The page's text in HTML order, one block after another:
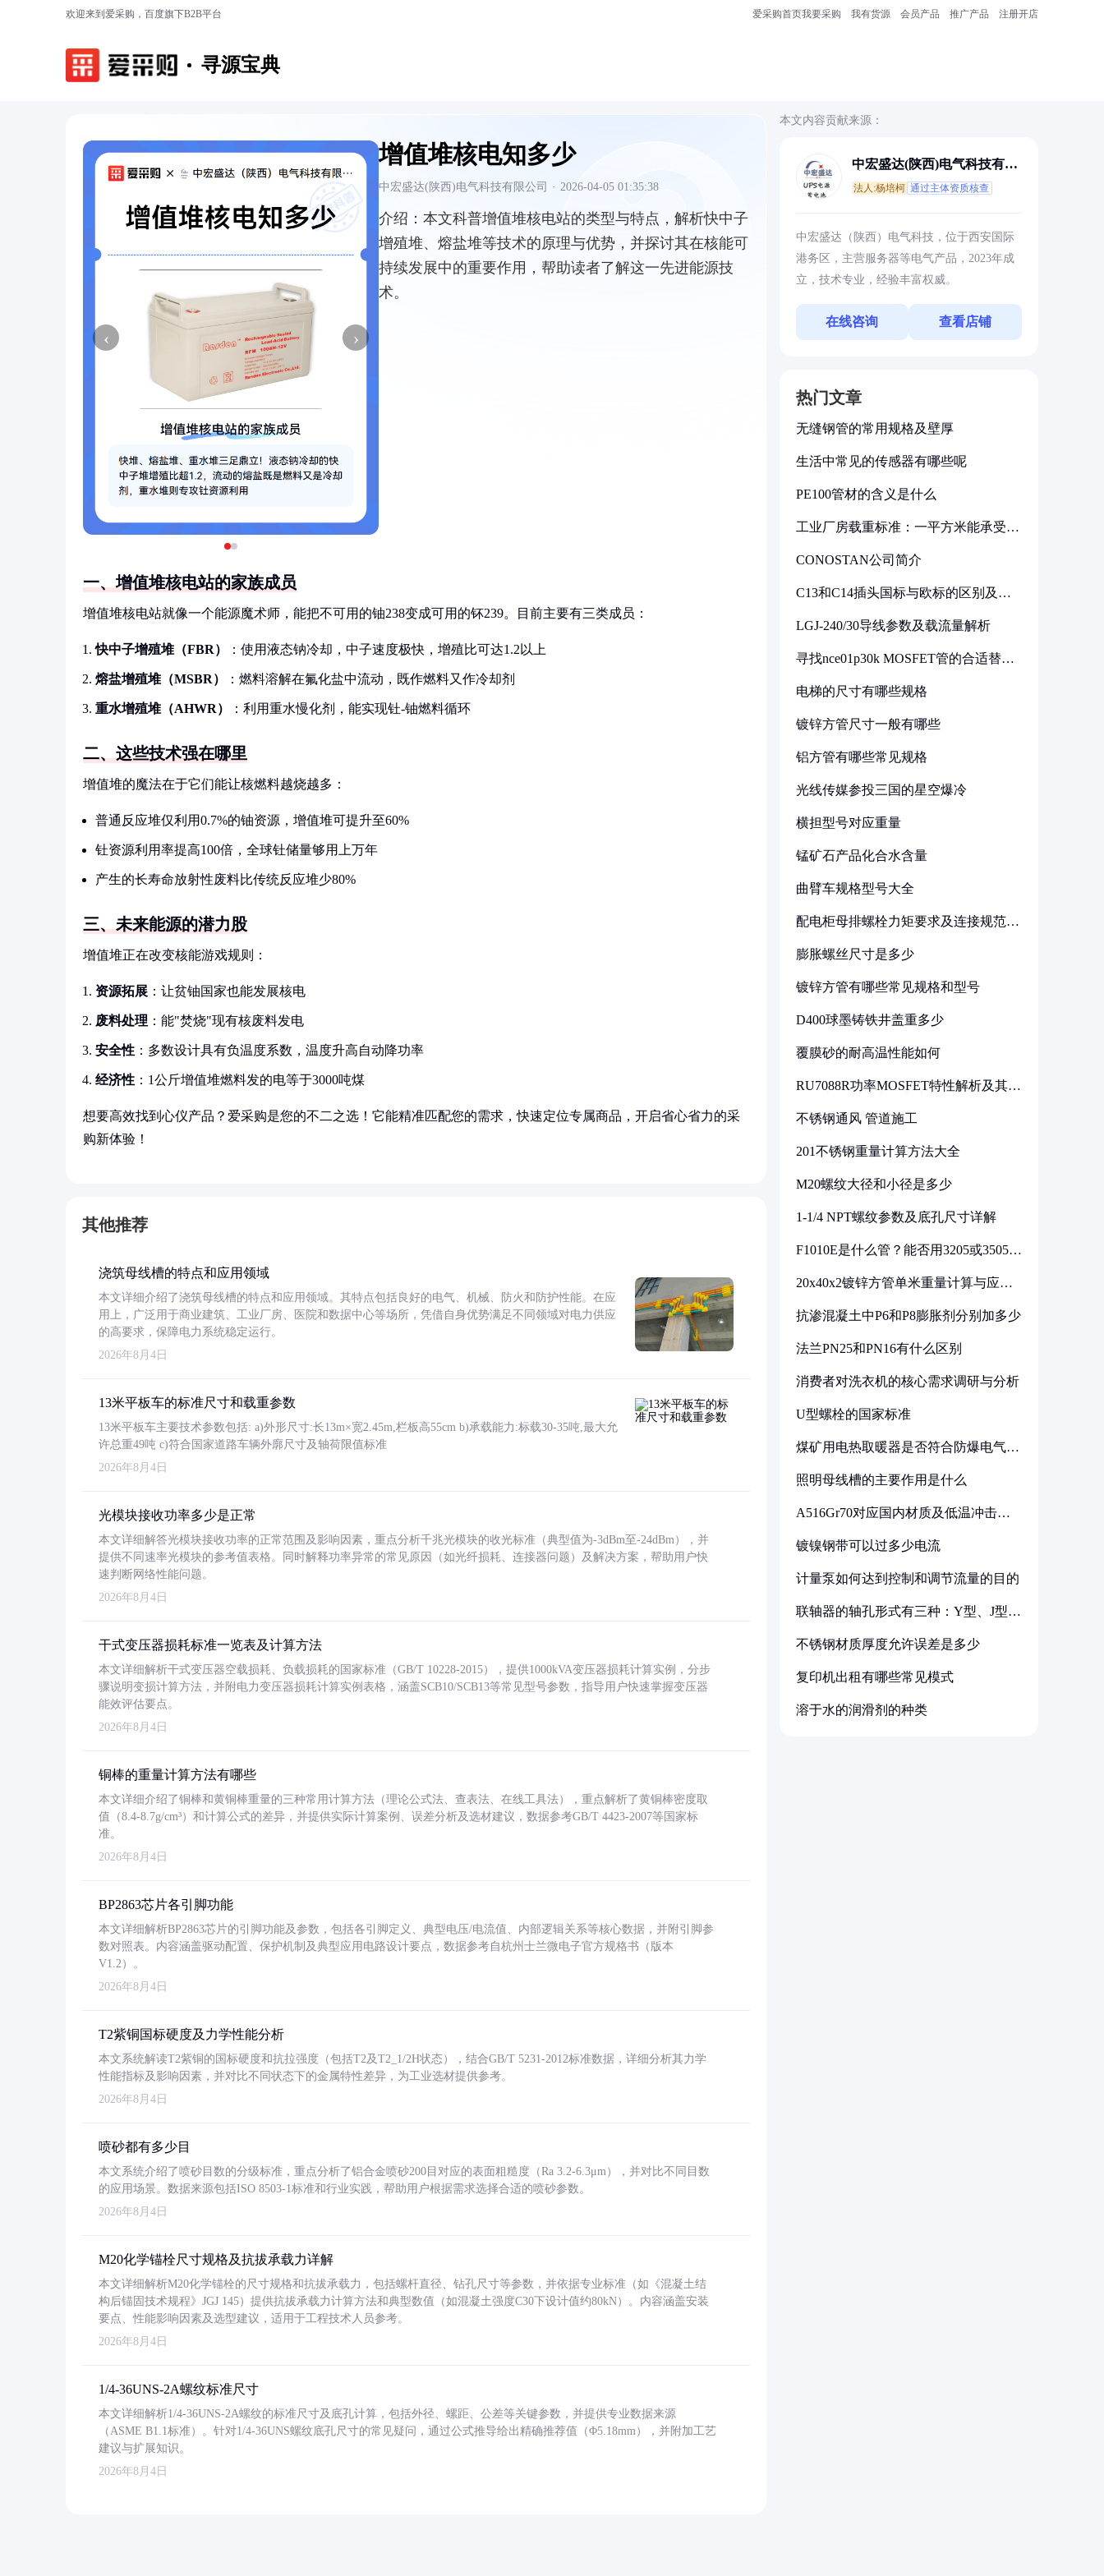
欢迎来到爱采购，百度旗下B2B平台 爱采购首页我要采购 我有货源 会员产品 推广产品 注册开店
寻源宝典
‹ ›
增值堆核电知多少
中宏盛达(陕西)电气科技有限公司 · 2026-04-05 01:35:38
介绍： 本文科普增值堆核电站的类型与特点，解析快中子
增殖堆、熔盐堆等技术的原理与优势，并探讨其在核能可
持续发展中的重要作用，帮助读者了解这一先进能源技
术。
一、增值堆核电站的家族成员
增值堆核电站就像一个能源魔术师，能把不可用的铀238变成可用的钚239。目前主要有三类成员：
快中子增殖堆（FBR） ：使用液态钠冷却，中子速度极快，增殖比可达1.2以上
熔盐增殖堆（MSBR） ：燃料溶解在氟化盐中流动，既作燃料又作冷却剂
重水增殖堆（AHWR） ：利用重水慢化剂，能实现钍-铀燃料循环
二、这些技术强在哪里
增值堆的魔法在于它们能让核燃料越烧越多：
普通反应堆仅利用0.7%的铀资源，增值堆可提升至60%
钍资源利用率提高100倍，全球钍储量够用上万年
产生的长寿命放射性废料比传统反应堆少80%
三、未来能源的潜力股
增值堆正在改变核能游戏规则：
资源拓展 ：让贫铀国家也能发展核电
废料处理 ：能"焚烧"现有核废料发电
安全性 ：多数设计具有负温度系数，温度升高自动降功率
经济性 ：1公斤增值堆燃料发的电等于3000吨煤
想要高效找到心仪产品？爱采购是您的不二之选！它能精准匹配您的需求，快速定位专属商品，开启省心省力的采
购新体验！
其他推荐
浇筑母线槽的特点和应用领域
本文详细介绍了浇筑母线槽的特点和应用领域。其特点包括良好的电气、机械、防火和防护性能。在应
用上，广泛用于商业建筑、工业厂房、医院和数据中心等场所，凭借自身优势满足不同领域对电力供应
的高要求，保障电力系统稳定运行。
2026年8月4日
13米平板车的标准尺寸和载重参数
13米平板车主要技术参数包括: a)外形尺寸:长13m×宽2.45m,栏板高55cm b)承载能力:标载30-35吨,最大允
许总重49吨 c)符合国家道路车辆外廓尺寸及轴荷限值标准
2026年8月4日
光模块接收功率多少是正常
本文详细解答光模块接收功率的正常范围及影响因素，重点分析千兆光模块的收光标准（典型值为-3dBm至-24dBm），并
提供不同速率光模块的参考值表格。同时解释功率异常的常见原因（如光纤损耗、连接器问题）及解决方案，帮助用户快
速判断网络性能问题。
2026年8月4日
干式变压器损耗标准一览表及计算方法
本文详细解析干式变压器空载损耗、负载损耗的国家标准（GB/T 10228-2015），提供1000kVA变压器损耗计算实例，分步
骤说明变损计算方法，并附电力变压器损耗计算实例表格，涵盖SCB10/SCB13等常见型号参数，指导用户快速掌握变压器
能效评估要点。
2026年8月4日
铜棒的重量计算方法有哪些
本文详细介绍了铜棒和黄铜棒重量的三种常用计算方法（理论公式法、查表法、在线工具法），重点解析了黄铜棒密度取
值（8.4-8.7g/cm³）和计算公式的差异，并提供实际计算案例、误差分析及选材建议，数据参考GB/T 4423-2007等国家标
准。
2026年8月4日
BP2863芯片各引脚功能
本文详细解析BP2863芯片的引脚功能及参数，包括各引脚定义、典型电压/电流值、内部逻辑关系等核心数据，并附引脚参
数对照表。内容涵盖驱动配置、保护机制及典型应用电路设计要点，数据参考自杭州士兰微电子官方规格书（版本
V1.2）。
2026年8月4日
T2紫铜国标硬度及力学性能分析
本文系统解读T2紫铜的国标硬度和抗拉强度（包括T2及T2_1/2H状态），结合GB/T 5231-2012标准数据，详细分析其力学
性能指标及影响因素，并对比不同状态下的金属特性差异，为工业选材提供参考。
2026年8月4日
喷砂都有多少目
本文系统介绍了喷砂目数的分级标准，重点分析了铝合金喷砂200目对应的表面粗糙度（Ra 3.2-6.3μm），并对比不同目数
的应用场景。数据来源包括ISO 8503-1标准和行业实践，帮助用户根据需求选择合适的喷砂参数。
2026年8月4日
M20化学锚栓尺寸规格及抗拔承载力详解
本文详细解析M20化学锚栓的尺寸规格和抗拔承载力，包括螺杆直径、钻孔尺寸等参数，并依据专业标准（如《混凝土结
构后锚固技术规程》JGJ 145）提供抗拔承载力计算方法和典型数值（如混凝土强度C30下设计值约80kN）。内容涵盖安装
要点、性能影响因素及选型建议，适用于工程技术人员参考。
2026年8月4日
1/4-36UNS-2A螺纹标准尺寸
本文详细解析1/4-36UNS-2A螺纹的标准尺寸及底孔计算，包括外径、螺距、公差等关键参数，并提供专业数据来源
（ASME B1.1标准）。针对1/4-36UNS螺纹底孔尺寸的常见疑问，通过公式推导给出精确推荐值（Φ5.18mm），并附加工艺
建议与扩展知识。
2026年8月4日
本文内容贡献来源：
中宏盛达(陕西)电气科技有限
法人:杨培柯 通过主体资质核查
中宏盛达（陕西）电气科技，位于西安国际
港务区，主营服务器等电气产品，2023年成
立，技术专业，经验丰富权威。
在线咨询 查看店铺
热门文章
无缝钢管的常用规格及壁厚
生活中常见的传感器有哪些呢
PE100管材的含义是什么
工业厂房载重标准：一平方米能承受多
CONOSTAN公司简介
C13和C14插头国标与欧标的区别及其
LGJ-240/30导线参数及载流量解析
寻找nce01p30k MOSFET管的合适替代
电梯的尺寸有哪些规格
镀锌方管尺寸一般有哪些
铝方管有哪些常见规格
光线传媒参投三国的星空爆冷
横担型号对应重量
锰矿石产品化合水含量
曲臂车规格型号大全
配电柜母排螺栓力矩要求及连接规范详
膨胀螺丝尺寸是多少
镀锌方管有哪些常见规格和型号
D400球墨铸铁井盖重多少
覆膜砂的耐高温性能如何
RU7088R功率MOSFET特性解析及其在
不锈钢通风 管道施工
201不锈钢重量计算方法大全
M20螺纹大径和小径是多少
1-1/4 NPT螺纹参数及底孔尺寸详解
F1010E是什么管？能否用3205或3505代
20x40x2镀锌方管单米重量计算与应用
抗渗混凝土中P6和P8膨胀剂分别加多少
法兰PN25和PN16有什么区别
消费者对洗衣机的核心需求调研与分析
U型螺栓的国家标准
煤矿用电热取暖器是否符合防爆电气设
照明母线槽的主要作用是什么
A516Gr70对应国内材质及低温冲击要
镀镍钢带可以过多少电流
计量泵如何达到控制和调节流量的目的
联轴器的轴孔形式有三种：Y型、J型、
不锈钢材质厚度允许误差是多少
复印机出租有哪些常见模式
溶于水的润滑剂的种类